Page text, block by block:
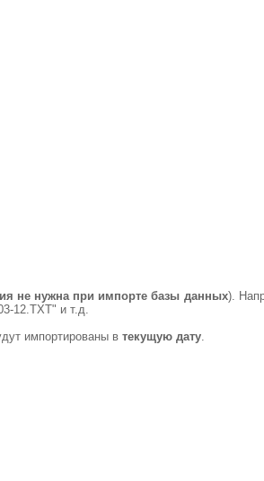
не нужна при импорте базы данных).
12.TXT" и т.д.
импортированы в текущую дату.